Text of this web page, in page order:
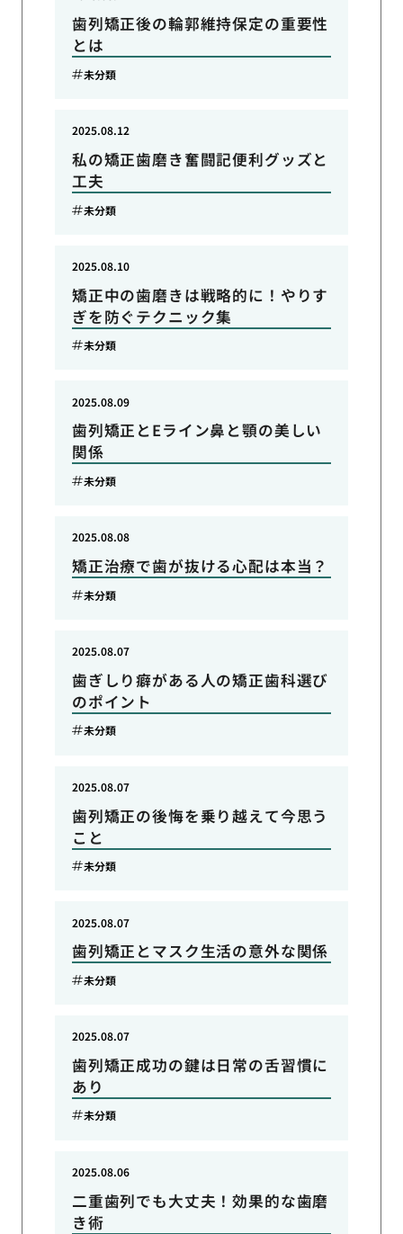
歯列矯正後の輪郭維持保定の重要性
とは
未分類
私の矯正歯磨き奮闘記便利グッズと
工夫
2025.08.12
未分類
矯正中の歯磨きは戦略的に！やりす
ぎを防ぐテクニック集
2025.08.10
未分類
歯列矯正とEライン鼻と顎の美しい
関係
2025.08.09
未分類
矯正治療で歯が抜ける心配は本当？
2025.08.08
未分類
歯ぎしり癖がある人の矯正歯科選び
のポイント
2025.08.07
未分類
歯列矯正の後悔を乗り越えて今思う
こと
2025.08.07
未分類
歯列矯正とマスク生活の意外な関係
2025.08.07
未分類
歯列矯正成功の鍵は日常の舌習慣に
あり
2025.08.07
未分類
二重歯列でも大丈夫！効果的な歯磨
き術
2025.08.06